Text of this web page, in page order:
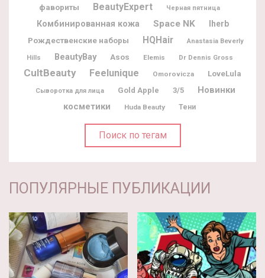
фавориты
BeautyExpert Черная пятница
Комбинированная кожа Space NK
Iherb
Рождественские наборы
HQHair Anastasia Beverly
Hills BeautyBay Asos Elemis Dr Dennis Gross
CultBeauty Feelunique Omorovicza LoveLula
Сыворотка для лица Gold Apple 3/5
Новинки
косметики
Huda Beauty Тени
Поиск по тегам
ПОПУЛЯРНЫЕ ПУБЛИКАЦИИ